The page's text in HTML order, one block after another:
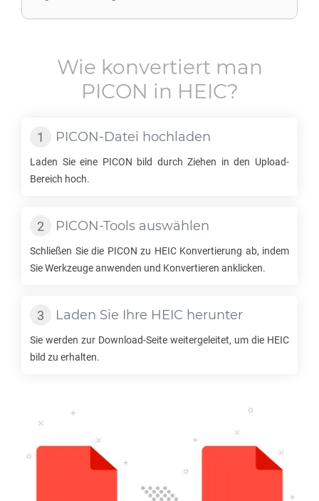
Wie konvertiert man
PICON in HEIC?
PICON-Datei hochladen
Laden Sie eine PICON bild durch Ziehen in den Upload-
Bereich hoch.
PICON-Tools auswählen
Schließen Sie die PICON zu HEICKonvertierung ab, indem
Sie Werkzeuge anwenden und Konvertieren anklicken.
Laden Sie Ihre HEIC herunter
Sie werden zur Download-Seite weitergeleitet, um die HEIC
bild zu erhalten.